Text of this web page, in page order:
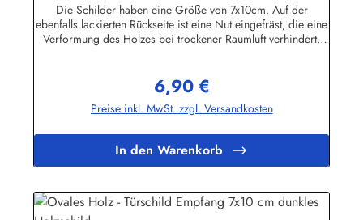
Die Schilder haben eine Größe von 7x10cm. Auf der
ebenfalls lackierten Rückseite ist eine Nut eingefräst, die eine
Verformung des Holzes bei trockener Raumluft verhindert.
Massivholz gefertigt, mehrfach lackiert und geschliffen, dann
ebenfalls in Handarbeit mit Siebdruck beschriftet und mit
einem Schutzlack versehen. Das Holz ist abgelagert, es
auf unserem Farmgrundstück entwurzelten Bäumen.
Geringfügige Abweichungen in der Maserung sind
fertigungsbedingt.Herstellerinformationen:Buddel-Bini Inh.
Hamburginfo@buddel.de
Regulärer Preis:
6,90 €
Preise inkl. MwSt. zzgl. Versandkosten
In den Warenkorb